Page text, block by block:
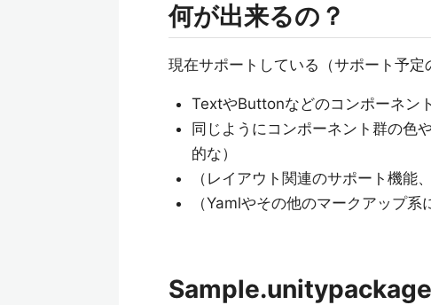
何が出来るの？
現在サポートしている（サポート予定
TextやButtonなどのコンポーネン
同じようにコンポーネント群の色
的な）
（レイアウト関連のサポート機能
（Yamlやその他のマークアップ系
Sample.unitypackage